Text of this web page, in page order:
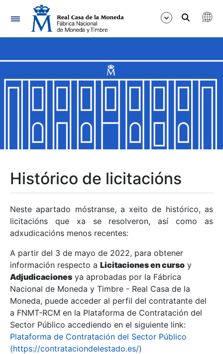
Navegación
Mostrar/Ocultar
Mostrar/Ocultar
Mostrar/Ocultar
Mostrar/Ocultar
Mostrar/Ocultar
Mostrar/Ocultar
Histórico de licitacións
Neste apartado móstranse, a xeito de histórico, as
licitacións que xa se resolveron, así como as
adxudicacións menos recentes:
A partir del 3 de mayo de 2022, para obtener
información respecto a Licitaciones en curso y
Adjudicaciones ya aprobadas por la Fábrica
Nacional de Moneda y Timbre - Real Casa de la
Moneda, puede acceder al perfil del contratante del
a FNMT-RCM en la Plataforma de Contratación del
Sector Público accediendo en el siguiente link:
Plataforma de Contratación del Sector Público
(https://contrataciondelestado.es/)